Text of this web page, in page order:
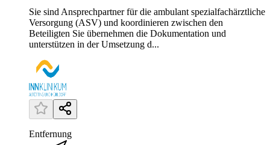
Sie sind Ansprechpartner für die ambulant spezialfachärztliche
Versorgung (ASV) und koordinieren zwischen den
Beteiligten Sie übernehmen die Dokumentation und
unterstützen in der Umsetzung d...
Entfernung